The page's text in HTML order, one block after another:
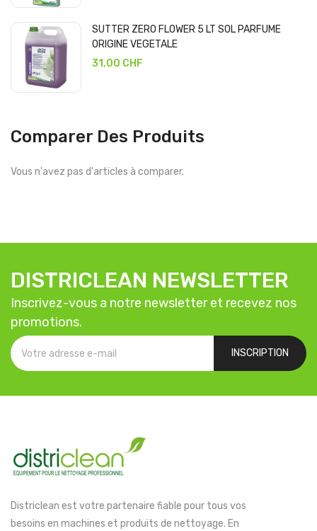
SUTTER ZERO FLOWER 5 LT SOL PARFUME
ORIGINE VEGETALE
31,00 CHF
Comparer Des Produits
Vous n'avez pas d'articles à comparer.
DISTRICLEAN NEWSLETTER
Inscrivez-vous a notre newsletter et recevez nos
promotions.
INSCRIPTION
Districlean est votre partenaire fiable pour tous vos
besoins en machines et produits de nettoyage. En